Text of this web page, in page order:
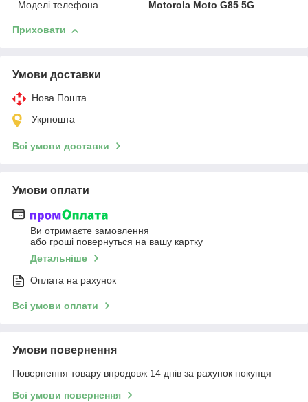
Моделі телефона
Motorola Moto G85 5G
Приховати
Умови доставки
Нова Пошта
Укрпошта
Всі умови доставки
Умови оплати
Ви отримаєте замовлення
або гроші повернуться на вашу картку
Детальніше
Оплата на рахунок
Всі умови оплати
Умови повернення
Повернення товару впродовж 14 днів за рахунок покупця
Всі умови повернення